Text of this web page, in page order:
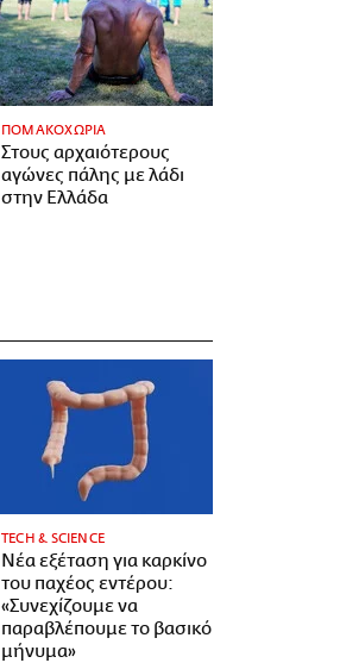
ΠΟΜΑΚΟΧΩΡΙΑ
Στους αρχαιότερους
αγώνες πάλης με λάδι
στην Ελλάδα
ΤECH & SCIENCE
Νέα εξέταση για καρκίνο
του παχέος εντέρου:
«Συνεχίζουμε να
παραβλέπουμε το βασικό
μήνυμα»